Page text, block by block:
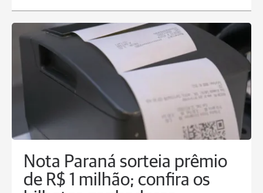
Nota Paraná sorteia prêmio
de R$ 1 milhão; confira os